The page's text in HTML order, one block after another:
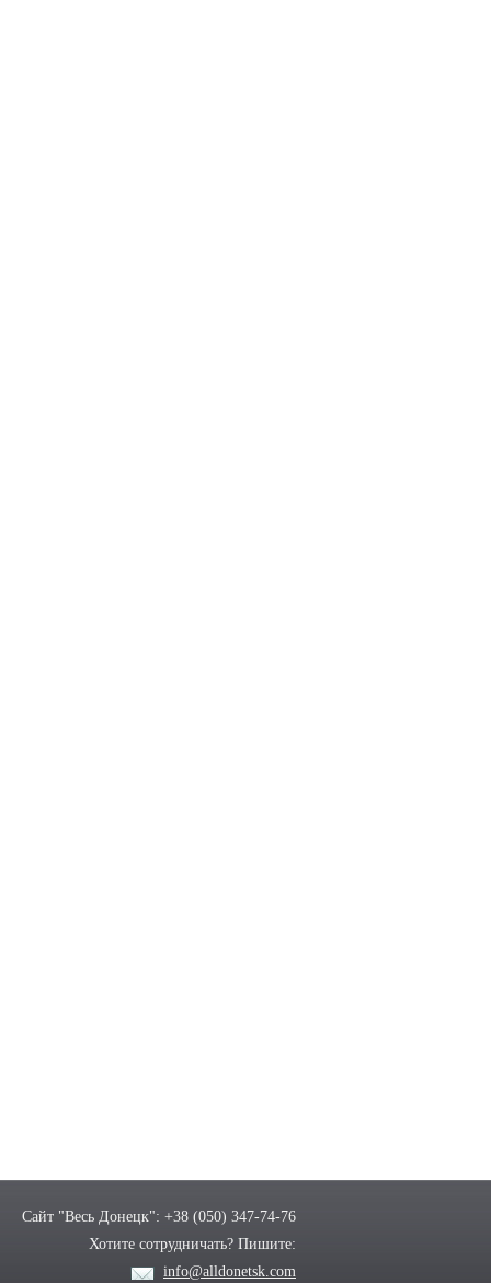
Сайт "Весь Донецк": +38 (050) 347-74-76
Хотите сотрудничать? Пишите:
info@alldonetsk.com